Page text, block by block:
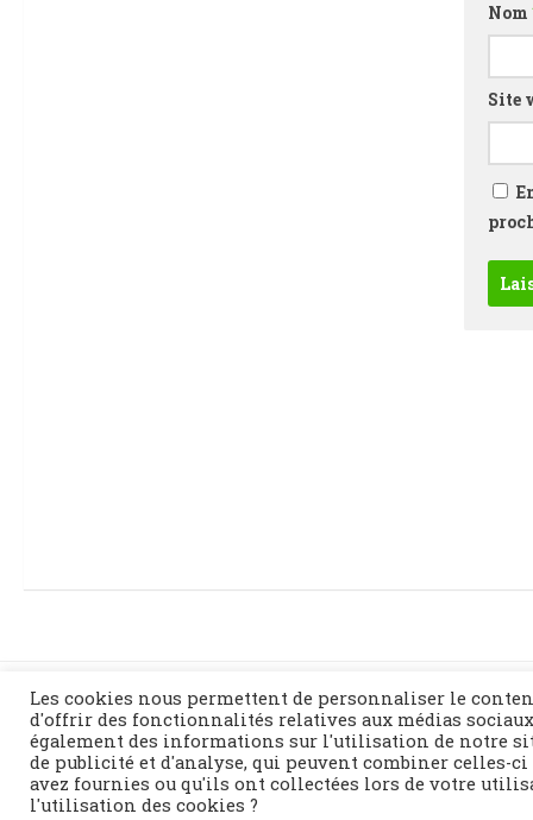
Nom
Site
Fièrement propulsé par - Conçu parThème Hueman
Les cookies nous permettent de personnaliser le
d'offrir des fonctionnalités relatives aux médias
également des informations sur l'utilisation de notre
de publicité et d'analyse, qui peuvent combiner celles-
avez fournies ou qu'ils ont collectées lors de votre
l'utilisation des cookies ?